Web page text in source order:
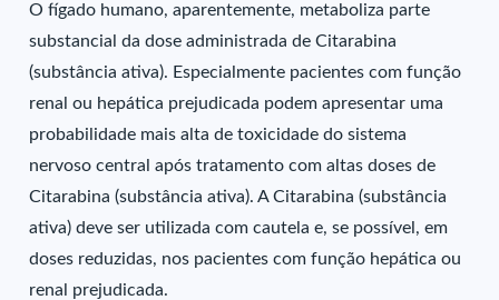
O fígado humano, aparentemente, metaboliza parte
substancial da dose administrada de Citarabina
(substância ativa). Especialmente pacientes com função
renal ou hepática prejudicada podem apresentar uma
probabilidade mais alta de toxicidade do sistema
nervoso central após tratamento com altas doses de
Citarabina (substância ativa). A Citarabina (substância
ativa) deve ser utilizada com cautela e, se possível, em
doses reduzidas, nos pacientes com função hepática ou
renal prejudicada.